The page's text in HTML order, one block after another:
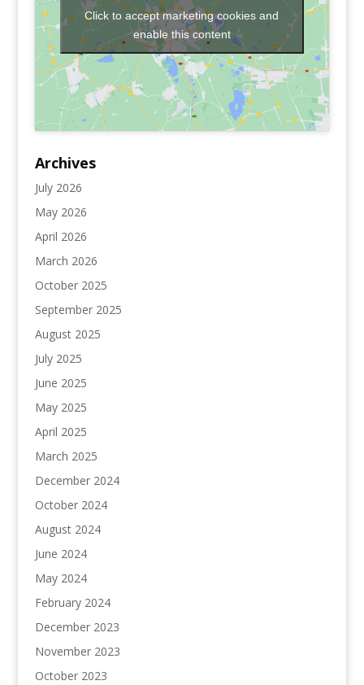
Click to accept marketing cookies and
enable this content
Archives
July 2026
May 2026
April 2026
March 2026
October 2025
September 2025
August 2025
July 2025
June 2025
May 2025
April 2025
March 2025
December 2024
October 2024
August 2024
June 2024
May 2024
February 2024
December 2023
November 2023
October 2023